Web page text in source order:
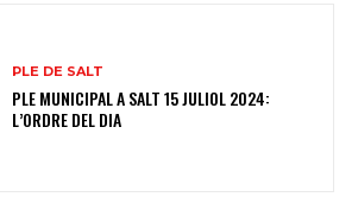
PLE DE SALT
PLE MUNICIPAL A SALT 15 JULIOL 2024:
L’ORDRE DEL DIA